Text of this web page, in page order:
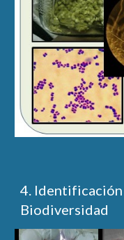
4. Identificación
Biodiversidad